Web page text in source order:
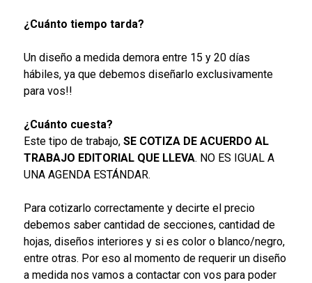
¿Cuánto tiempo tarda?
Un diseño a medida demora entre 15 y 20 días
hábiles, ya que debemos diseñarlo exclusivamente
para vos!!
¿Cuánto cuesta?
Este tipo de trabajo, SE COTIZA DE ACUERDO AL
TRABAJO EDITORIAL QUE LLEVA. NO ES IGUAL A
UNA AGENDA ESTÁNDAR.
Para cotizarlo correctamente y decirte el precio
debemos saber cantidad de secciones, cantidad de
hojas, diseños interiores y si es color o blanco/negro,
entre otras. Por eso al momento de requerir un diseño
a medida nos vamos a contactar con vos para poder